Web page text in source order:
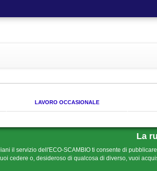
LAVORO OCCASIONALE
La
il servizio dell'ECO-SCAMBIO ti consente di
cedere o, desideroso di qualcosa di diverso, vuoi